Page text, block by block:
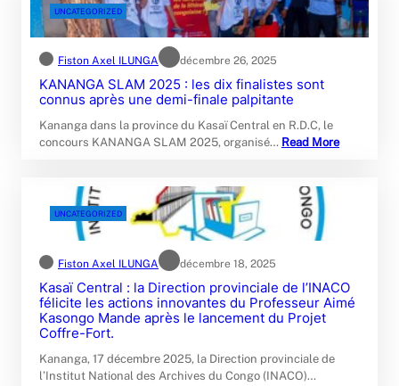
UNCATEGORIZED
Fiston Axel ILUNGA décembre 26, 2025
KANANGA SLAM 2025 : les dix finalistes sont
connus après une demi-finale palpitante‎‎
Kananga dans la province du Kasaï Central en R.D.C, le
concours KANANGA SLAM 2025, organisé… Read More
UNCATEGORIZED
Fiston Axel ILUNGA décembre 18, 2025
Kasaï Central : la Direction provinciale de l’INACO
félicite les actions innovantes du Professeur Aimé
Kasongo Mande après le lancement du Projet
Coffre-Fort.
Kananga, 17 décembre 2025, la Direction provinciale de
l’Institut National des Archives du Congo (INACO)…